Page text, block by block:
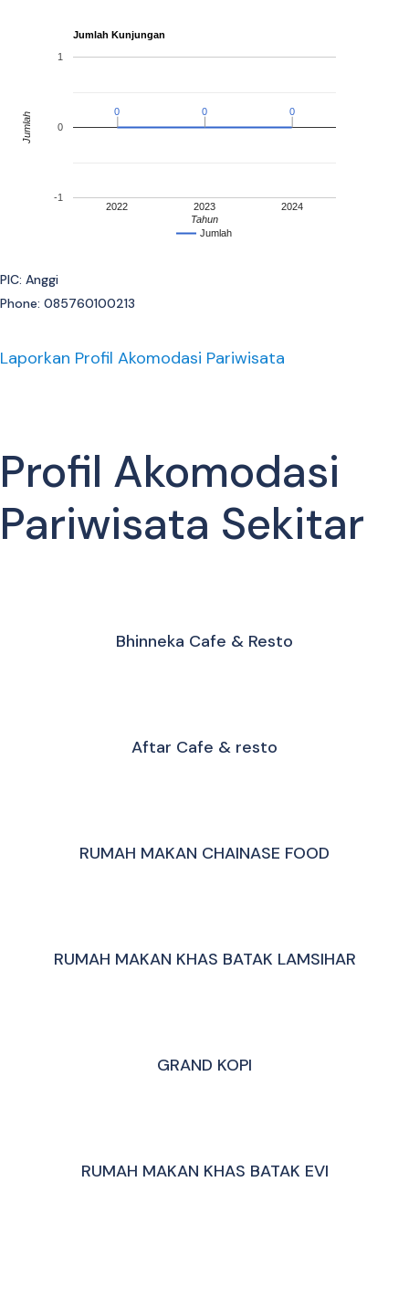
Jumlah Kunjungan
Jumlah
2022 2023 2024
-1
0
1
0
0 0
0 0
0
Tahun
Jumlah
PIC: Anggi
Phone: 085760100213
Laporkan Profil Akomodasi Pariwisata
Profil Akomodasi
Pariwisata Sekitar
Bhinneka Cafe & Resto
Aftar Cafe & resto
RUMAH MAKAN CHAINASE FOOD
RUMAH MAKAN KHAS BATAK LAMSIHAR
GRAND KOPI
RUMAH MAKAN KHAS BATAK EVI